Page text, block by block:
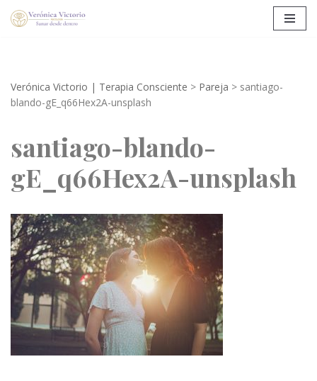
Verónica Victorio | Terapia Consciente > Pareja > santiago-
blando-gE_q66Hex2A-unsplash
santiago-blando-
gE_q66Hex2A-unsplash